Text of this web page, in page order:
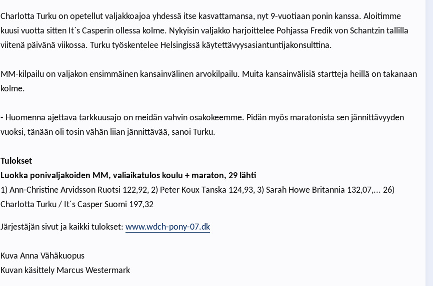
Charlotta Turku on opetellut valjakkoajoa yhdessä itse kasvattamansa, nyt 9-vuotiaan ponin kanssa. Aloitimme
kuusi vuotta sitten It`s Casperin ollessa kolme. Nykyisin valjakko harjoittelee Pohjassa Fredik von Schantzin tallilla
viitenä päivänä viikossa. Turku työskentelee Helsingissä käytettävyysasiantuntijakonsulttina.
MM-kilpailu on valjakon ensimmäinen kansainvälinen arvokilpailu. Muita kansainvälisiä startteja heillä on takanaan
kolme.
- Huomenna ajettava tarkkuusajo on meidän vahvin osakokeemme. Pidän myös maratonista sen jännittävyyden
vuoksi, tänään oli tosin vähän liian jännittävää, sanoi Turku.
Tulokset
Luokka ponivaljakoiden MM, valiaikatulos koulu + maraton, 29 lähti
1) Ann-Christine Arvidsson Ruotsi 122,92, 2) Peter Koux Tanska 124,93, 3) Sarah Howe Britannia 132,07,... 26)
Charlotta Turku / It´s Casper Suomi 197,32
Järjestäjän sivut ja kaikki tulokset: www.wdch-pony-07.dk
Kuva Anna Vähäkuopus
Kuvan käsittely Marcus Westermark